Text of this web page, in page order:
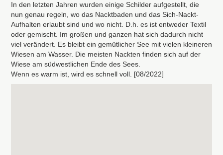
In den letzten Jahren wurden einige Schilder aufgestellt, die
nun genau regeln, wo das Nacktbaden und das Sich-Nackt-
Aufhalten erlaubt sind und wo nicht. D.h. es ist entweder Textil
oder gemischt. Im großen und ganzen hat sich dadurch nicht
viel verändert. Es bleibt ein gemütlicher See mit vielen kleineren
Wiesen am Wasser. Die meisten Nackten finden sich auf der
Wiese am südwestlichen Ende des Sees.
Wenn es warm ist, wird es schnell voll. [08/2022]